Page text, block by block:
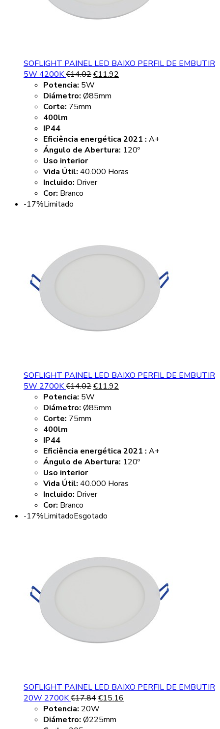
SOFLIGHT PAINEL LED BAIXO PERFIL DE EMBUTIR
5W 4200K€14.02€11.92
Potencia: 5W
Diámetro: Ø85mm
Corte: 75mm
400lm
IP44
Eficiência energética 2021 : A+
Ángulo de Abertura: 120º
Uso interior
Vida Útil: 40.000 Horas
Incluido: Driver
Cor: Branco
-17%Limitado
SOFLIGHT PAINEL LED BAIXO PERFIL DE EMBUTIR
5W 2700K€14.02€11.92
Potencia: 5W
Diámetro: Ø85mm
Corte: 75mm
400lm
IP44
Eficiência energética 2021 : A+
Ángulo de Abertura: 120º
Uso interior
Vida Útil: 40.000 Horas
Incluido: Driver
Cor: Branco
-17%LimitadoEsgotado
SOFLIGHT PAINEL LED BAIXO PERFIL DE EMBUTIR
20W 2700K€17.84€15.16
Potencia: 20W
Diámetro: Ø225mm